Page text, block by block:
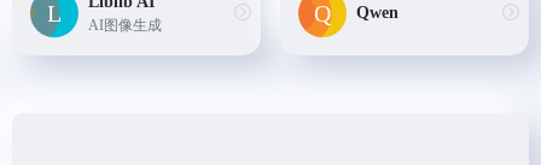
AI图像生成
Qwen